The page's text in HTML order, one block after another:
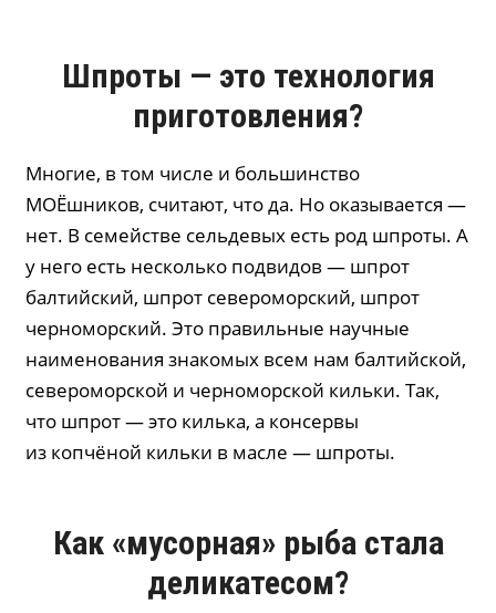
Шпроты — это технология
приготовления?
Многие, в том числе и большинство
МОЁшников, считают, что да. Но оказывается —
нет. В семействе сельдевых есть род шпроты. А
у него есть несколько подвидов — шпрот
балтийский, шпрот североморский, шпрот
черноморский. Это правильные научные
наименования знакомых всем нам балтийской,
североморской и черноморской кильки. Так,
что шпрот — это килька, а консервы
из копчёной кильки в масле — шпроты.
Как «мусорная» рыба стала
деликатесом?